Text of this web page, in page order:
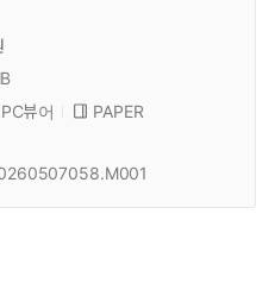
PC뷰어
PAPER